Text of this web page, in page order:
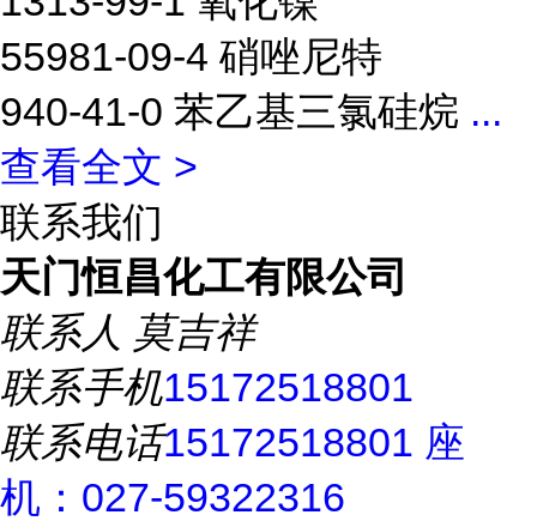
55981-09-4 硝唑尼特
940-41-0 苯乙基三氯硅烷 ...
查看全文 >
联系我们
天门恒昌化工有限公司
联系人 莫吉祥
联系手机15172518801
联系电话15172518801 座
机：027-59322316